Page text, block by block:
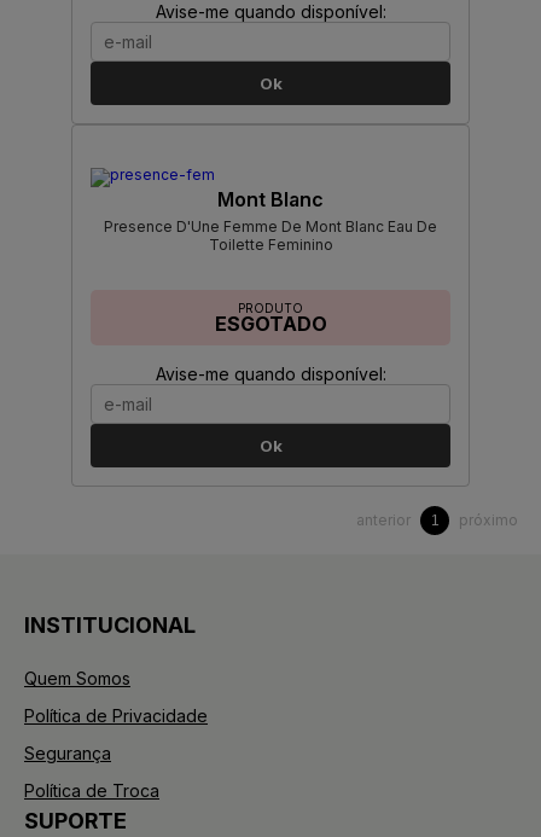
Avise-me quando disponível:
Ok
Mont Blanc
Presence D'Une Femme De Mont Blanc Eau De
Toilette Feminino
PRODUTO
ESGOTADO
Avise-me quando disponível:
Ok
anterior 1 próximo
INSTITUCIONAL
Quem Somos
Política de Privacidade
Segurança
Política de Troca
SUPORTE